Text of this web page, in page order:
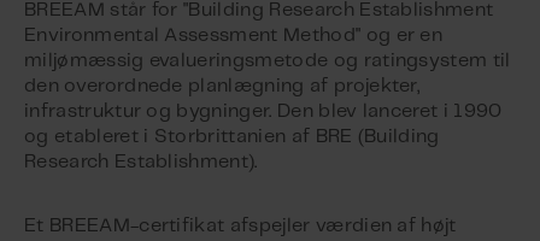
BREEAM står for "Building Research Establishment
Environmental Assessment Method" og er en
miljømæssig evalueringsmetode og ratingsystem til
den overordnede planlægning af projekter,
infrastruktur og bygninger. Den blev lanceret i 1990
og etableret i Storbrittanien af BRE (Building
Research Establishment).
Et BREEAM-certifikat afspejler værdien af højt